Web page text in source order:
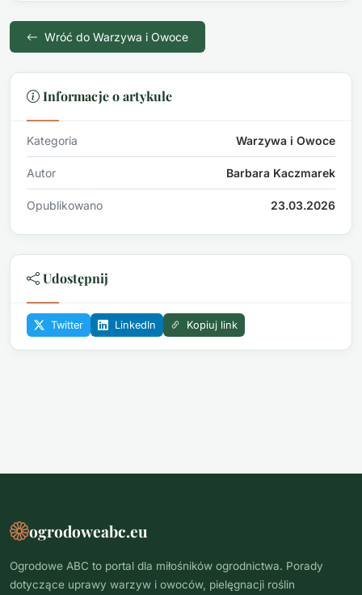
Wróć do Warzywa i Owoce
Informacje o artykule
Kategoria Warzywa i Owoce
Autor Barbara Kaczmarek
Opublikowano 23.03.2026
Udostępnij
Twitter LinkedIn Kopiuj link
ogrodoweabc.eu
Ogrodowe ABC to portal dla miłośników ogrodnictwa. Porady
dotyczące uprawy warzyw i owoców, pielęgnacji roślin